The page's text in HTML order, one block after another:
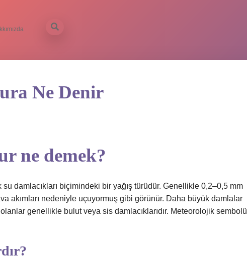
Ne Denir
ne demek?
damlacıkları biçimindeki bir yağış türüdür. Genellikle 0,2–0,5 mm
akımları nedeniyle uçuyormuş gibi görünür. Daha büyük damlalar
genellikle bulut veya sis damlacıklarıdır. Meteorolojik sembolü